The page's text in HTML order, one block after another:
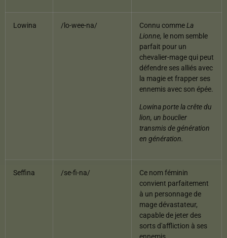
Lowina /lo-wee-na/ Connu commeLa
Lionne, le nom semble
parfait pour un
chevalier-mage qui peut
défendre ses alliés avec
la magie et frapper ses
ennemis avec son épée.
Lowina porte la crête du
lion, un bouclier
transmis de génération
en génération.
Seffina /se-fi-na/
Ce nom féminin
convient parfaitement
à un personnage de
mage dévastateur,
capable de jeter des
sorts d'affliction à ses